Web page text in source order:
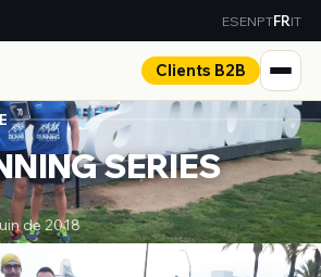
ESENPTFRIT
Clients B2B
SERIES
de 2018